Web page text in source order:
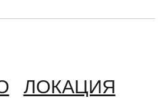
ЛОКАЦИЯ